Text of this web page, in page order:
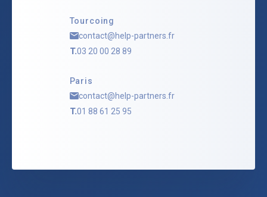
Tourcoing
contact@help-partners.fr
T.03 20 00 28 89
Paris
contact@help-partners.fr
T.01 88 61 25 95